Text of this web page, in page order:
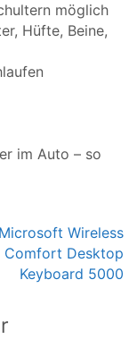
möglich
Hüfte, Beine,
im Auto – so
Microsoft Wireless
Comfort Desktop
Keyboard 5000